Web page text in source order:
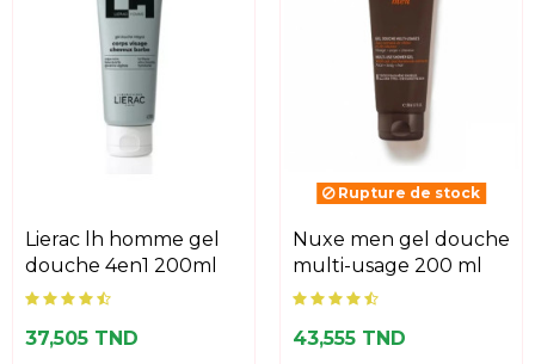
lierac lh homme gel
douche 4en1 200ml
37,505 TND
Rupture de stock
nuxe men gel douche
multi-usage 200 ml
43,555 TND